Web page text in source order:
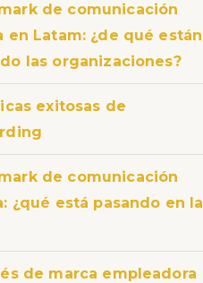
de comunicación
en Latam: ¿de qué están
las organizaciones?
exitosas de
de comunicación
¿qué está pasando en la
de marca empleadora